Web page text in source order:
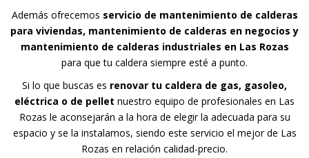
Además ofrecemos servicio de mantenimiento de calderas
para viviendas, mantenimiento de calderas en negocios y
mantenimiento de calderas industriales en Las Rozas
para que tu caldera siempre esté a punto.
Si lo que buscas es renovar tu caldera de gas, gasoleo,
eléctrica o de pellet nuestro equipo de profesionales en Las
Rozas le aconsejarán a la hora de elegir la adecuada para su
espacio y se la instalamos, siendo este servicio el mejor de Las
Rozas en relación calidad-precio.